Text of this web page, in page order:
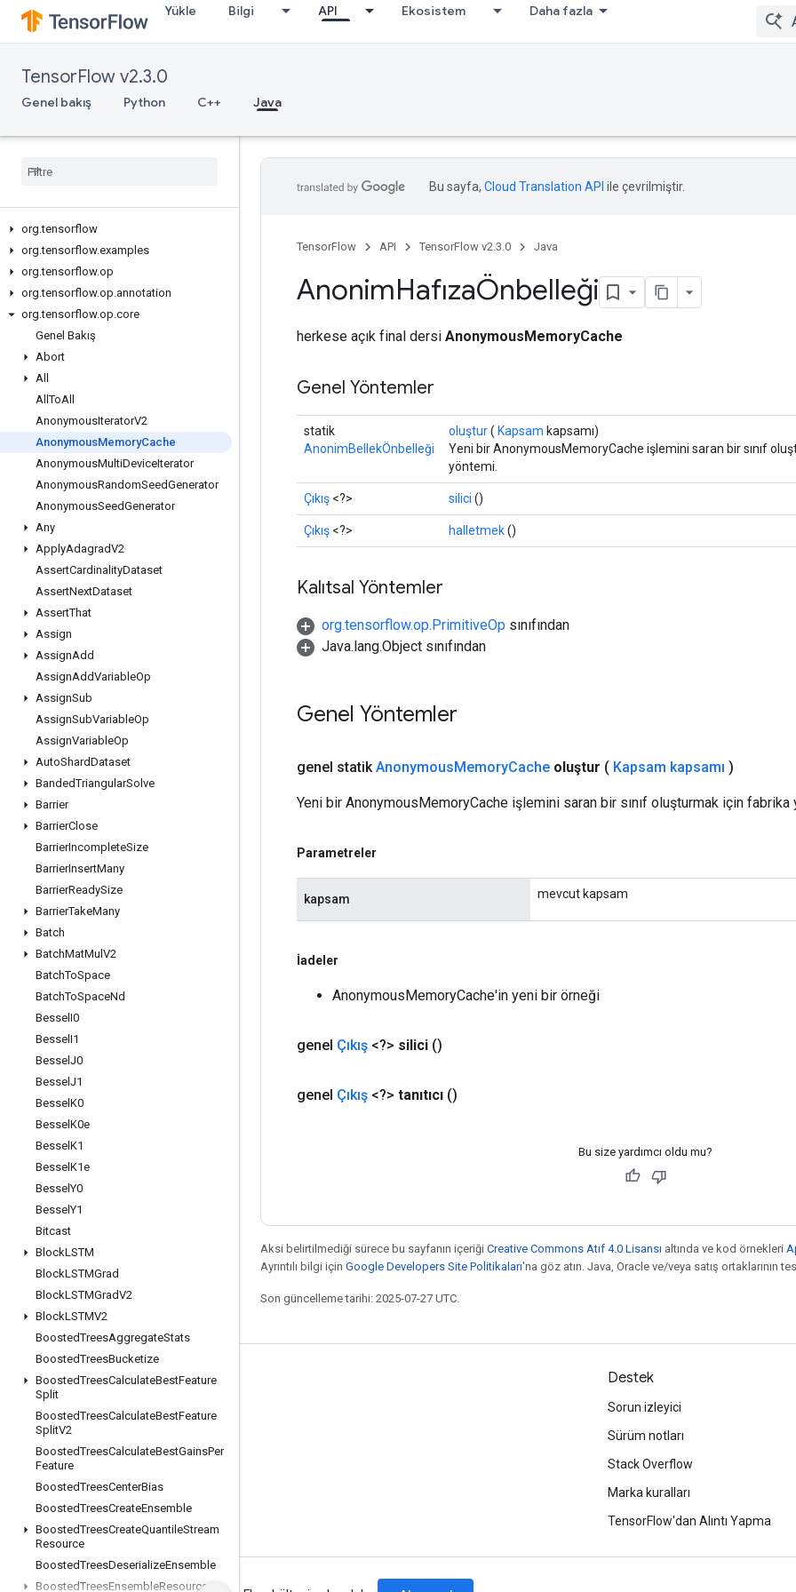
Yükle Bilgi API Ekosistem Daha fazla
TensorFlow v2.3.0
Genel bakış Python C++ Java
org.tensorflow
org.tensorflow.examples
org.tensorflow.op
org.tensorflow.op.annotation
org.tensorflow.op.core
Genel Bakış
Abort
All
AllToAll
AnonymousIteratorV2
AnonymousMemoryCache
AnonymousMultiDeviceIterator
AnonymousRandomSeedGenerator
AnonymousSeedGenerator
Any
ApplyAdagradV2
AssertCardinalityDataset
AssertNextDataset
AssertThat
Assign
AssignAdd
AssignAddVariableOp
AssignSub
AssignSubVariableOp
AssignVariableOp
AutoShardDataset
BandedTriangularSolve
Barrier
BarrierClose
BarrierIncompleteSize
BarrierInsertMany
BarrierReadySize
BarrierTakeMany
Batch
BatchMatMul V2
BatchToSpace
BatchToSpaceNd
Bessel I0
Bessel I1
Bessel J0
Bessel J1
Bessel K0
Bessel K0e
Bessel K1
Bessel K1e
BesselY0
BesselY1
Bitcast
BlockLSTM
BlockLSTMGrad
BlockLSTMGradV2
BlockLSTMV2
BoostedTreesAggregateStats
BoostedTreesBucketize
BoostedTreesCalculateBestFeature
Split
BoostedTreesCalculateBestFeature
SplitV2
BoostedTreesCalculateBestGainsPer
Feature
BoostedTreesCenterBias
BoostedTreesCreateEnsemble
BoostedTreesCreateQuantileStream
Resource
BoostedTreesDeserializeEnsemble
BoostedTreesEnsembleResource
Bu sayfa, Cloud Translation API ile çevrilmiştir.
TensorFlow API TensorFlow v2.3.0 Java
AnonimHafızaÖnbelleği
herkese açık final dersi AnonymousMemoryCache
Genel Yöntemler
statik
AnonimBellekÖnbelleği
oluştur( Kapsam kapsamı)
Yeni bir AnonymousMemoryCache işlemini saran bir sınıf
yöntemi.
Çıkış <?> silici ()
Çıkış <?> halletmek()
Kalıtsal Yöntemler
org.tensorflow.op.PrimitiveOp sınıfından
Java.lang.Object sınıfından
Genel Yöntemler
genel statikAnonymousMemoryCache oluştur ( Kapsam kapsamı )
Yeni bir AnonymousMemoryCache işlemini saran bir sınıf oluşturmak için fabrika
Parametreler
kapsam mevcut kapsam
İadeler
AnonymousMemoryCache'in yeni bir örneği
genel Çıkış <?> silici ()
genel Çıkış <?> tanıtıcı ()
Bu size yardımcı oldu mu?
Aksi belirtilmediği sürece bu sayfanın içeriği Creative Commons Atıf 4.0 Lisansı altında ve kod örnekleri
Ayrıntılı bilgi için Google Developers Site Politikaları'na göz atın. Java, Oracle ve/veya satış ortaklarının
Son güncelleme tarihi: 2025-07-27 UTC.
Bağlı kalma
Forum
GitHub
Twitter
Destek
Sorun izleyici
Sürüm notları
Stack Overflow
Marka kuralları
TensorFlow'dan Alıntı Yapma